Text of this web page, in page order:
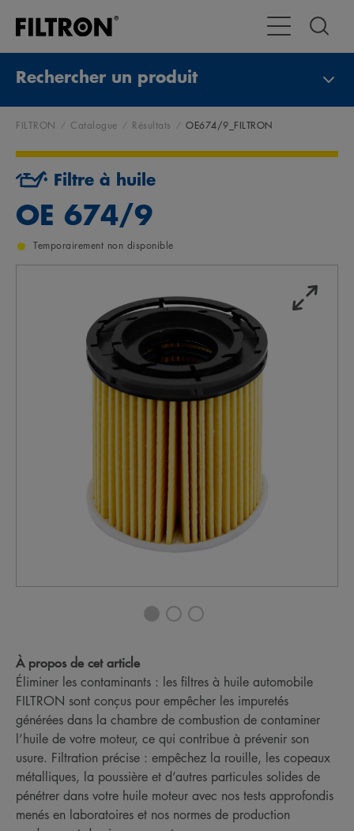
Toggle
Rechercher un produit
FILTRON Catalogue Résultats OE674/9_FILTRON
Filtre à huile
OE 674/9
Temporairement non disponible
À propos de cet article
Éliminer les contaminants : les filtres à huile automobile
FILTRON sont conçus pour empêcher les impuretés
générées dans la chambre de combustion de contaminer
l’huile de votre moteur, ce qui contribue à prévenir son
usure. Filtration précise : empêchez la rouille, les copeaux
métalliques, la poussière et d’autres particules solides de
pénétrer dans votre huile moteur avec nos tests approfondis
menés en laboratoires et nos normes de production